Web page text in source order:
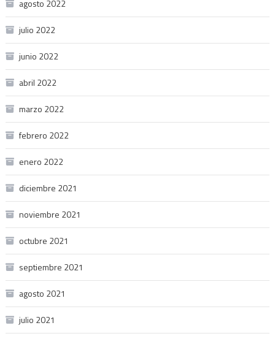
agosto 2022
julio 2022
junio 2022
abril 2022
marzo 2022
febrero 2022
enero 2022
diciembre 2021
noviembre 2021
octubre 2021
septiembre 2021
agosto 2021
julio 2021